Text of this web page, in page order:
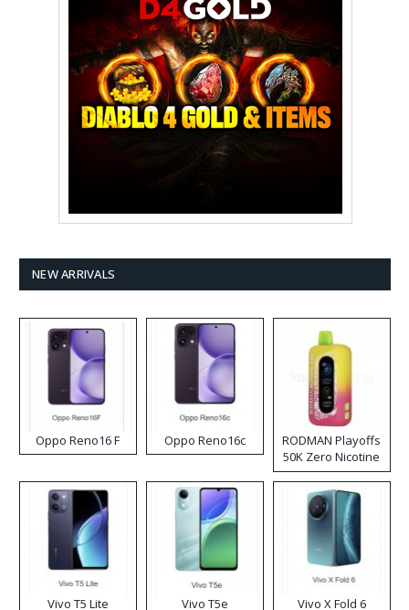
NEW ARRIVALS
Oppo Reno16 F Oppo Reno16c
RODMAN Playoffs
50K Zero Nicotine
Disposable Vape
Vivo T5 Lite Vivo T5e Vivo X Fold 6